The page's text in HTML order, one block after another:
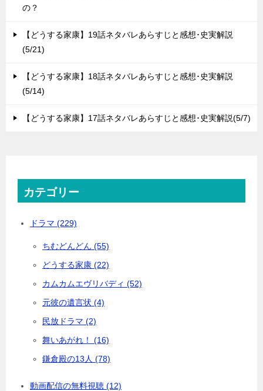
の？
【どうする家康】19話ネタバレあらすじと感想･史実解説
(5/21)
【どうする家康】18話ネタバレあらすじと感想･史実解説
(5/14)
【どうする家康】17話ネタバレあらすじと感想･史実解説(5/7)
カテゴリー
ドラマ (229)
ちむどんどん (55)
どうする家康 (22)
カムカムエヴリバディ (52)
元彼の遺言状 (4)
民放ドラマ (2)
舞いあがれ！ (16)
鎌倉殿の13人 (78)
動画配信の無料視聴 (12)